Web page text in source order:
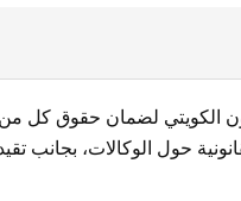
الكويتي لضمان حقوق
حول الوكالات، بجانب